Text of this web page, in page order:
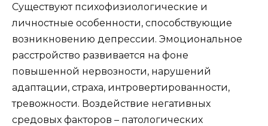
Существуют психофизиологические и
личностные особенности, способствующие
возникновению депрессии. Эмоциональное
расстройство развивается на фоне
повышенной нервозности, нарушений
адаптации, страха, интровертированности,
тревожности. Воздействие негативных
средовых факторов – патологических